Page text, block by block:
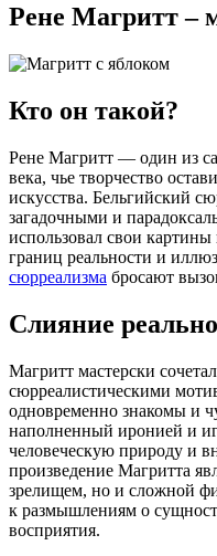
Рене Магритт –
Кто он такой?
Рене Магритт — один из
века, чье творчество
искусства. Бельгийский
загадочными и
использовал свои картины
границ реальности и
сюрреализма бросают
Слияние
Магритт мастерски
сюрреалистическими
одновременно знакомы и
наполненный иронией и
человеческую природу и
произведение Магритта
зрелищем, но и сложной
к размышлениям о
восприятия.